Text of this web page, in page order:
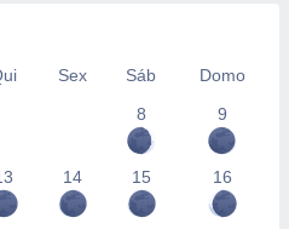
Sex Sáb
Domo
8
9
14 15 16